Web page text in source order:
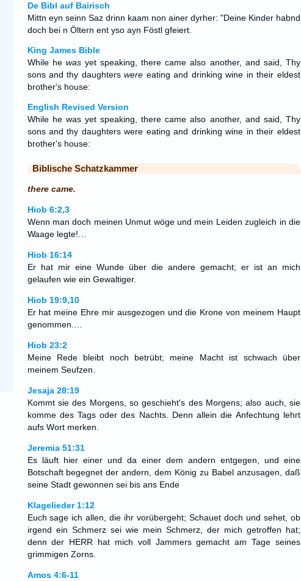
De Bibl auf Bairisch
Mittn eyn seinn Saz drinn kaam non ainer dyrher: "Deine Kinder habnd
doch bei n Öltern ent yso ayn Föstl gfeiert.
King James Bible
While he wasyet speaking, there came also another, and said, Thy
sons and thy daughterswere eating and drinking wine in their eldest
brother's house:
English Revised Version
While he was yet speaking, there came also another, and said, Thy
sons and thy daughters were eating and drinking wine in their eldest
brother's house:
Biblische Schatzkammer
there came.
Hiob 6:2,3
Wenn man doch meinen Unmut wöge und mein Leiden zugleich in die
Waage legte!…
Hiob 16:14
Er hat mir eine Wunde über die andere gemacht; er ist an mich
gelaufen wie ein Gewaltiger.
Hiob 19:9,10
Er hat meine Ehre mir ausgezogen und die Krone von meinem Haupt
genommen.…
Hiob 23:2
Meine Rede bleibt noch betrübt; meine Macht ist schwach über
meinem Seufzen.
Jesaja 28:19
Kommt sie des Morgens, so geschieht's des Morgens; also auch, sie
komme des Tags oder des Nachts. Denn allein die Anfechtung lehrt
aufs Wort merken.
Jeremia 51:31
Es läuft hier einer und da einer dem andern entgegen, und eine
Botschaft begegnet der andern, dem König zu Babel anzusagen, daß
seine Stadt gewonnen sei bis ans Ende
Klagelieder 1:12
Euch sage ich allen, die ihr vorübergeht; Schauet doch und sehet, ob
irgend ein Schmerz sei wie mein Schmerz, der mich getroffen hat;
denn der HERR hat mich voll Jammers gemacht am Tage seines
grimmigen Zorns.
Amos 4:6-11